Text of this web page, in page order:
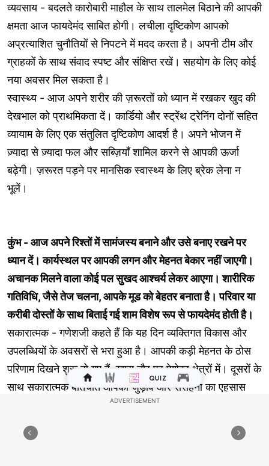
व्यवसाय - बदलते कारोबारी माहौल के साथ तालमेल बिठाने की आपकी
क्षमता आज फायदेमंद साबित होगी। लचीला दृष्टिकोण आपको
अप्रत्याशित चुनौतियों से निपटने में मदद करता है। अपनी टीम और
ग्राहकों के साथ संवाद स्पष्ट और संक्षिप्त रखें। सहयोग के लिए कोई
नया अवसर मिल सकता है।
स्वास्थ्य - आज अपने शरीर की ज़रूरतों को ध्यान में रखकर खुद की
देखभाल को प्राथमिकता दें। कार्डियो और स्ट्रेंथ ट्रेनिंग दोनों सहित
व्यायाम के लिए एक संतुलित दृष्टिकोण आदर्श है। अपने भोजन में
ज़्यादा से ज़्यादा फल और सब्ज़ियाँ शामिल करने से आपकी ऊर्जा
बढ़ेगी। ज़रूरत पड़ने पर मानसिक स्वास्थ्य के लिए ब्रेक लेना न
भूलें।
कुंभ - आज अपने रिश्तों में सामंजस्य बनाने और उसे बनाए रखने पर
ध्यान दें। कार्यस्थल पर आपकी लगन और मेहनत बेकार नहीं जाएगी।
अचानक मिलने वाला कोई पल सुखद आश्चर्य लेकर आएगा। शारीरिक
गतिविधि, जैसे तेज चलना, आपके मूड को बेहतर बनाता है। परिवार या
करीबी दोस्तों के साथ बिताई गई शाम विशेष रूप से फायदेमंद होती है।
सकारात्मक - गणेशजी कहते हैं कि यह दिन व्यक्तिगत विकास और
उपलब्धियों के अवसरों से भरा हुआ है। आपकी कड़ी मेहनत के ठोस
परिणाम दिखने शुरू हो गए हैं, खास तौर पर पेशेवर क्षेत्रों में। दूसरों के
साथ सकारात्मक बातचीत आपको जुड़ाव और सराहना का एहसास
कराती है। कोई नया शौक या रुचि आपकी कल्पना को आकर्षित करती
है। जैसे-जैसे दिन खत्म होता है, अपनी सफलताओं पर विचार करें
और कल के लिए योजना बनाएँ।